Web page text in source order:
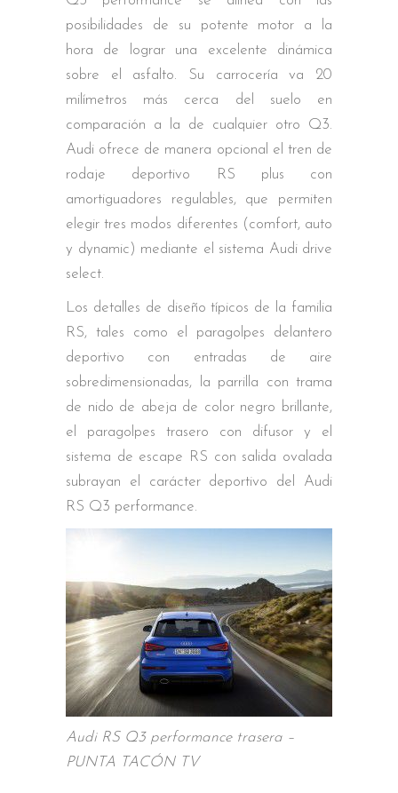
posibilidades de su potente motor a la
hora de lograr una excelente dinámica
sobre el asfalto. Su carrocería va 20
milímetros más cerca del suelo en
comparación a la de cualquier otro Q3.
Audi ofrece de manera opcional el tren de
rodaje deportivo RS plus con
amortiguadores regulables, que permiten
elegir tres modos diferentes (comfort, auto
y dynamic) mediante el sistema Audi drive
select.
Los detalles de diseño típicos de la familia
RS, tales como el paragolpes delantero
deportivo con entradas de aire
sobredimensionadas, la parrilla con trama
de nido de abeja de color negro brillante,
el paragolpes trasero con difusor y el
sistema de escape RS con salida ovalada
subrayan el carácter deportivo del Audi
RS Q3 performance.
Audi RS Q3 performance trasera –
PUNTA TACÓN TV